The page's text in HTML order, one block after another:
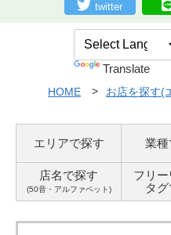
twitter
Translate
HOME お店を探す(
エリアで探す 業種
店名で探す
(50音・アルファベット)
フリー
タグ